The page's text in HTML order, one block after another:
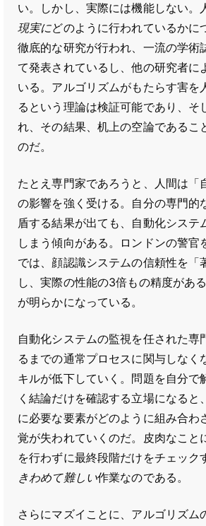
い。しかし、実際には機能しない。
現実にどのように行われているかに
徹底的な研究が行われ、一流の学術
て発表されているし、他の研究者に
いる。アルゴリズムがもたらす害を
るという理論は検証可能であり、そ
れ、その結果、机上の空論であるこ
のだ。
たとえ専門家であろうと、人間は「
の影響を強く受ける。自分の専門的
盾する結果が出ても、自動化システ
しまう傾向がある。ロンドンの警官
では、顔認識システムの信頼性を「
し、実際の性能の3倍もの精度があ
が明らかになっている。
自動化システムの監視を任された専
るまでの通常プロセスに関与しなく
キルが低下していく。問題を自分で
く結論だけを確認する立場になると
に必要な要素がどのように組み合わ
覚が失われていくのだ。皮肉なこと
を行わずに最終段階だけをチェック
きわめて難しい作業なのである。
さらにマズイことに、アルゴリズム